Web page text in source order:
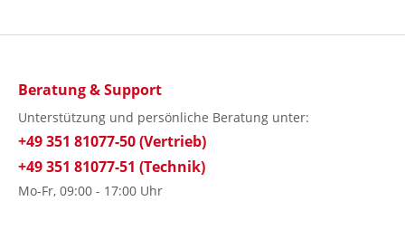
Beratung & Support
Unterstützung und persönliche Beratung unter:
+49 351 81077-50 (Vertrieb)
+49 351 81077-51 (Technik)
Mo-Fr, 09:00 - 17:00 Uhr